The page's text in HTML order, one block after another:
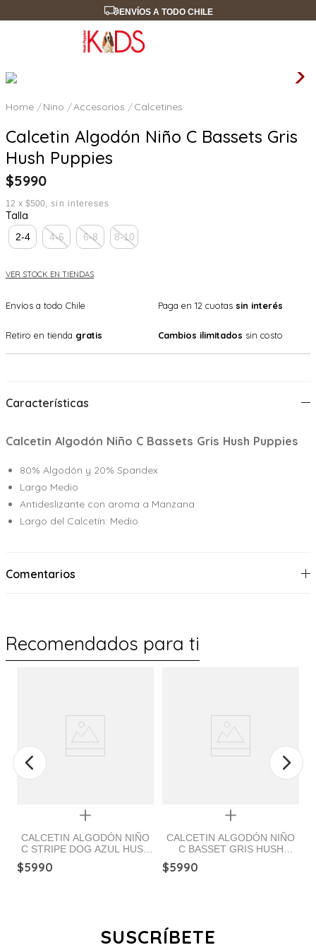
ENVÍOS A TODO CHILE
Nino Accesorios Calcetines
Calcetin Algodón Niño C Bassets Gris
Hush Puppies
$5990
12 x $500 sin intereses
Talla
2-4 4-6 6-8 8-10
VER STOCK EN TIENDAS
Envíos a todo Chile Paga en 12 cuotas sin interés
Retiro en tienda gratis Cambios ilimitados sin costo
Características
Calcetin Algodón Niño C Bassets Gris Hush Puppies
80% Algodón y 20% Spandex
Largo Medio
Antideslizante con aroma a Manzana
Largo del Calcetín: Medio
Comentarios
Recomendados para ti
Quickview
CALCETIN ALGODÓN NIÑO
C STRIPE DOG AZUL HUSH
$5990
Quickview
CALCETIN ALGODÓN NIÑO
C BASSET GRIS HUSH
$5990
SUSCRÍBETE